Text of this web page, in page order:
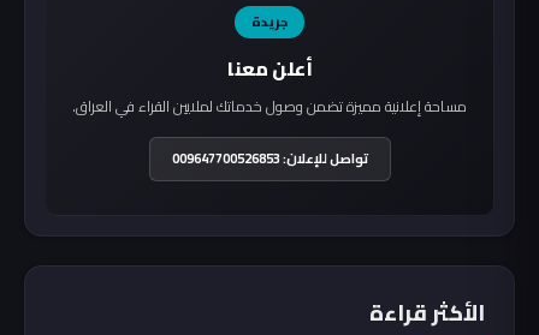
جريدة
أعلن معنا
مساحة إعلانية مميزة تضمن وصول خدماتك لملايين القراء في العراق.
تواصل للإعلان: 009647700526853
الأكثر قراءة